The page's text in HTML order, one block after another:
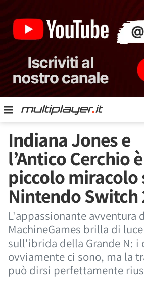
Indiana Jones e
l’Antico Cerchio
piccolo miracolo
Nintendo Switch
L'appassionante avventura
MachineGames brilla di
sull'ibrida della Grande N: i
ovviamente ci sono, ma la
può dirsi perfettamente